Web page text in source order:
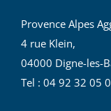
Provence Alpes
4 rue Klein,
04000 Digne-les-
Tel : 04 92 32 05